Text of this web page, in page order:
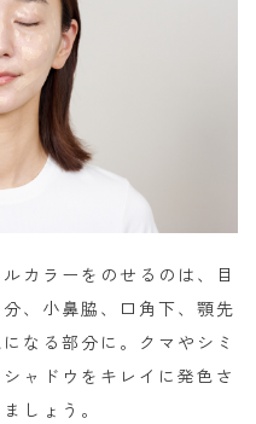
カラーをのせるのは、目
、小鼻脇、口角下、顎先
なる部分に。クマやシミ
ャドウをキレイに発色さ
しょう。